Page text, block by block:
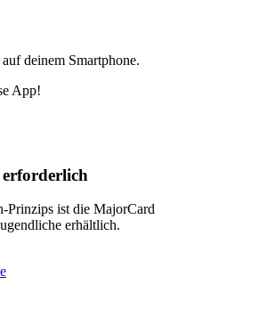
deinem Smartphone.
App!
Prinzips ist die MajorCard
erhältlich.